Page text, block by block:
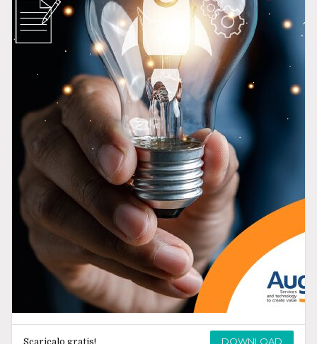
Scaricalo gratis! DOWNLOAD